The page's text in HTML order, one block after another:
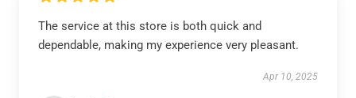
The service at this store is both quick and
dependable, making my experience very pleasant.
Apr 10, 2025